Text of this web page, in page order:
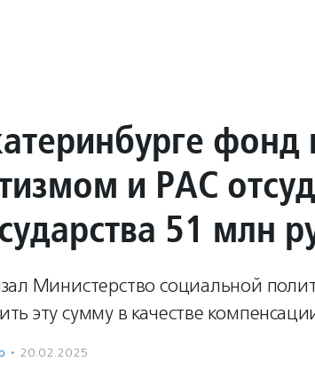
и РАС
51 млн
Министерство социальной
эту сумму в качестве
· 20.02.2025